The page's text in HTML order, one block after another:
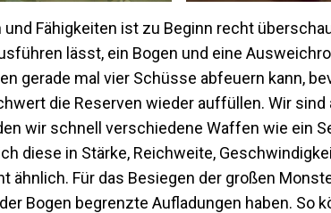
Fähigkeiten ist zu Beginn recht
lässt, ein Bogen und eine
gerade mal vier Schüsse abfeuern kann,
die Reserven wieder auffüllen. Wir
wir schnell verschiedene Waffen wie ein
diese in Stärke, Reichweite,
ähnlich. Für das Besiegen der großen
Bogen begrenzte Aufladungen haben. So